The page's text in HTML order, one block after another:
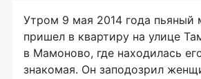
Утром 9 мая 2014 года пьяный
пришел в квартиру на улице
в Мамоново, где находилась
знакомая. Он заподозрил